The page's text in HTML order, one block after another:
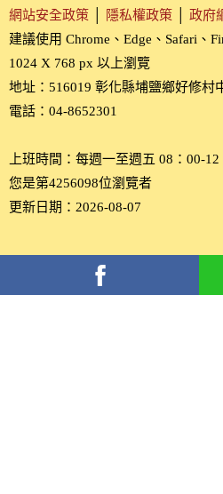
網站安全政策
隱私權政策
政府
建議使用 Chrome、Edge、Safari、
1024 X 768 px 以上瀏覽
地址：516019 彰化縣埔鹽鄉好修村
電話：04-8652301
上班時間：每週一至週五 08：00-
您是第4256098位瀏覽者
更新日期：2026-08-07